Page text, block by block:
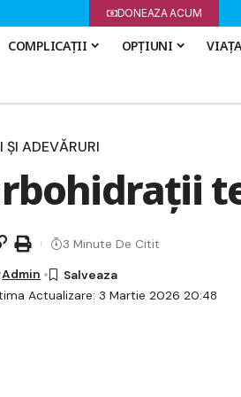
DONEAZA ACUM
COMPLICAȚII OPȚIUNI
ȘI ADEVĂRURI
Actualizare: 3 Martie 2026 20:48
Admin
3 Minute De Citit